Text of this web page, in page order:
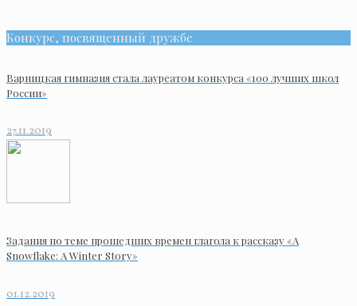
Конкурс, посвященный дружбе
Варницкая гимназия стала лауреатом конкурса «100 лучших школ
России»
27.11.2019
Задания по теме прошедших времен глагола к рассказу «A
Snowflake: A Winter Story»
01.12.2019